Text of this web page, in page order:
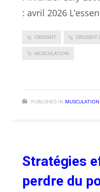
: avril 2026
CROSSFIT CROSSFIT
MUSCULATION
PUBLISHED IN MUSCULATION
Stratégies
perdre du